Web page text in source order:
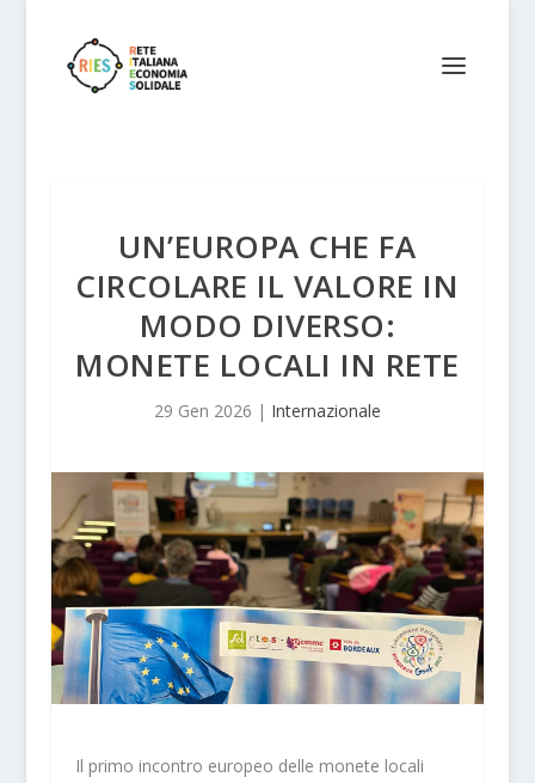
UN’EUROPA CHE FA
CIRCOLARE IL VALORE IN
MODO DIVERSO:
MONETE LOCALI IN RETE
29 Gen 2026 | Internazionale
Il primo incontro europeo delle monete locali